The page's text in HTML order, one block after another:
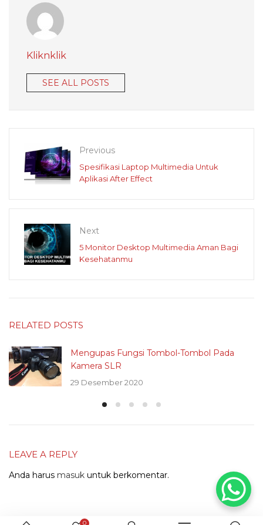
0
Kliknklik
SEE ALL POSTS
Previous
Spesifikasi Laptop Multimedia Untuk
Aplikasi After Effect
Next
5 Monitor Desktop Multimedia Aman Bagi
Kesehatanmu
RELATED POSTS
Mengupas Fungsi Tombol-Tombol Pada
Kamera SLR
29 Desember 2020
LEAVE A REPLY
Anda harus masuk untuk berkomentar.